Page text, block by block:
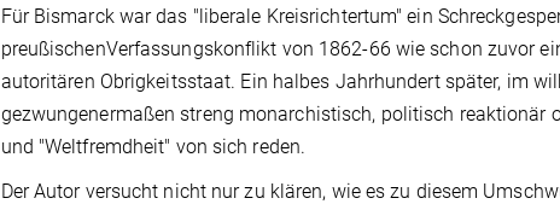
Für Bismarck war das "liberale Kreisrichtertum" ein
preußischenVerfassungskonflikt von 1862-66 wie schon zuvor
autoritären Obrigkeitsstaat. Ein halbes Jahrhundert später, im
gezwungenermaßen streng monarchistisch, politisch reaktionär
und "Weltfremdheit" von sich reden.
Der Autor versucht nicht nur zu klären, wie es zu diesem